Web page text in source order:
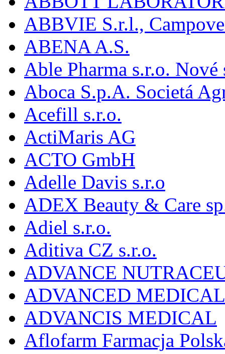
ABBVIE S.r.l.,
ABENA A.S.
Able Pharma s.r.o.
Aboca S.p.A. Societá
Acefill s.r.o.
ActiMaris AG
ACTO GmbH
Adelle Davis s.r.o
ADEX Beauty & Care
Adiel s.r.o.
Aditiva CZ s.r.o.
ADVANCE
ADVANCED
ADVANCIS MEDICAL
Aflofarm Farmacja